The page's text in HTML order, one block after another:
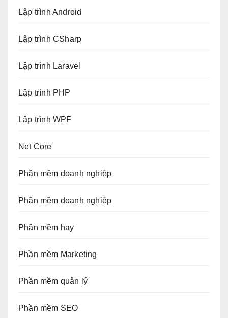
Lập trình Android
Lập trình CSharp
Lập trình Laravel
Lập trình PHP
Lập trình WPF
Net Core
Phần mềm doanh nghiệp
Phần mềm doanh nghiệp
Phần mềm hay
Phần mềm Marketing
Phần mềm quản lý
Phần mềm SEO